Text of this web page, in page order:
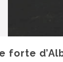
forte